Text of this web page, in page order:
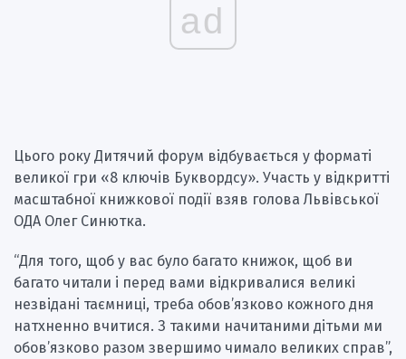
ad
Цього року Дитячий форум відбувається у форматі
великої гри «8 ключів Буквордсу». Участь у відкритті
масштабної книжкової події взяв голова Львівської
ОДА Олег Синютка.
“Для того, щоб у вас було багато книжок, щоб ви
багато читали і перед вами відкривалися великі
незвідані таємниці, треба обов’язково кожного дня
натхненно вчитися. З такими начитаними дітьми ми
обов’язково разом звершимо чимало великих справ”,